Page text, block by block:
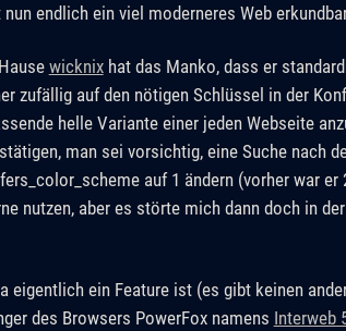
endlich ein viel moderneres Web
wicknixhat das Manko, dass er
zufällig auf den nötigen Schlüssel in der
helle Variante einer jeden Webseite
man sei vorsichtig, eine Suche nach
auf 1 ändern (vorher war er
nutzen, aber es störte mich dann doch in
eigentlich ein Feature ist (es gibt keinen
des Browsers PowerFox namens Interweb